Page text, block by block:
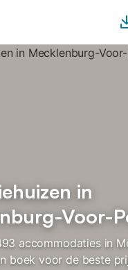
in
Voor-
accommodaties in
boek voor de beste